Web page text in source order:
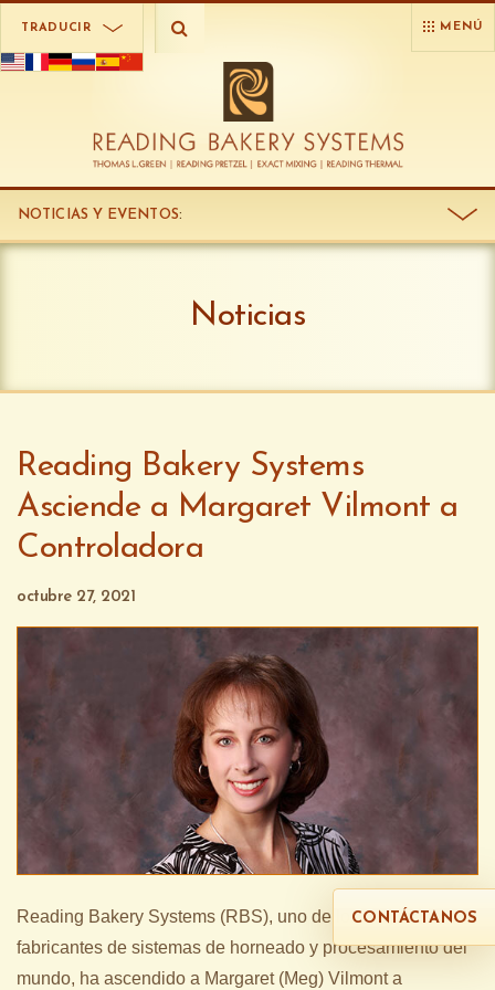
TRADUCIR MENÚ
NOTICIAS Y EVENTOS:
Noticias
Reading Bakery Systems
Asciende a Margaret Vilmont a
Controladora
octubre 27, 2021
Reading Bakery Systems (RBS), uno de los mayores
fabricantes de sistemas de horneado y procesamiento del
mundo, ha ascendido a Margaret (Meg) Vilmont a
CONTÁCTANOS